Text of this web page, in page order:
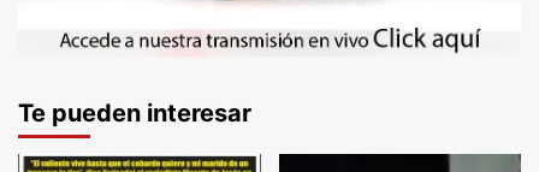
Te pueden interesar